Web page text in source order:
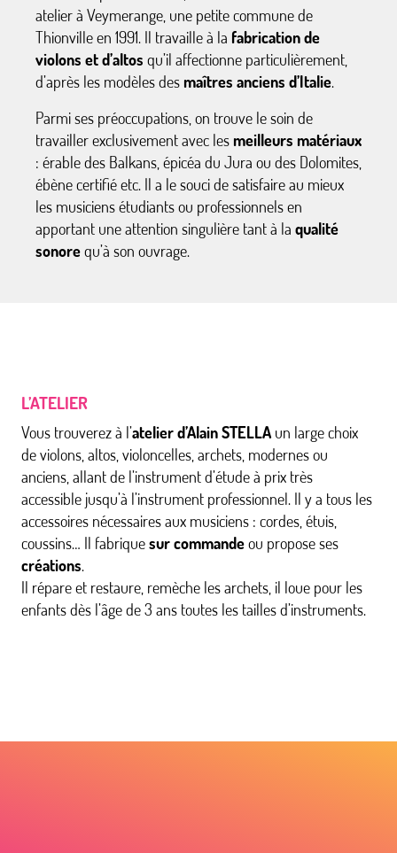
atelier à Veymerange, une petite commune de
Thionville en 1991. Il travaille à la fabrication de
violons et d’altos qu’il affectionne particulièrement,
d’après les modèles des maîtres anciens d’Italie.
Parmi ses préoccupations, on trouve le soin de
travailler exclusivement avec les meilleurs matériaux
: érable des Balkans, épicéa du Jura ou des Dolomites,
ébène certifié etc. Il a le souci de satisfaire au mieux
les musiciens étudiants ou professionnels en
apportant une attention singulière tant à la qualité
sonorequ’à son ouvrage.
L’ATELIER
Vous trouverez à l’atelier d’Alain STELLA un large choix
de violons, altos, violoncelles, archets, modernes ou
anciens, allant de l’instrument d’étude à prix très
accessible jusqu’à l’instrument professionnel. Il y a tous les
accessoires nécessaires aux musiciens : cordes, étuis,
coussins… Il fabriquesur commandeou propose ses
créations.
Il répare et restaure, remèche les archets, il loue pour les
enfants dès l’âge de 3 ans toutes les tailles d’instruments.